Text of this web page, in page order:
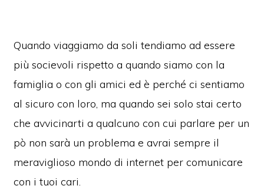
Quando viaggiamo da soli tendiamo ad essere
più socievoli rispetto a quando siamo con la
famiglia o con gli amici ed è perché ci sentiamo
al sicuro con loro, ma quando sei solo stai certo
che avvicinarti a qualcuno con cui parlare per un
pò non sarà un problema e avrai sempre il
meraviglioso mondo di internet per comunicare
con i tuoi cari.